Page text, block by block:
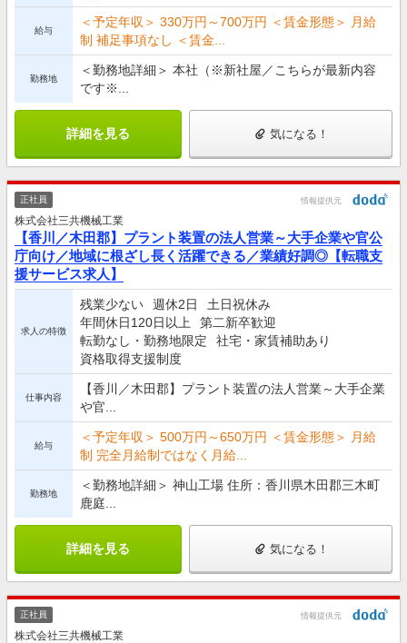
給与
＜予定年収＞ 330万円～700万円 ＜賃金形態＞ 月給
制 補足事項なし ＜賃金...
勤務地
＜勤務地詳細＞ 本社（※新社屋／こちらが最新内容
です※...
詳細を見る 気になる！
正社員 情報提供元
株式会社三共機械工業
【香川／木田郡】プラント装置の法人営業～大手企業や官公
庁向け／地域に根ざし長く活躍できる／業績好調◎【転職支
援サービス求人】
求人の特徴
残業少ない 週休2日
土日祝休み
年間休日120日以上
第二新卒歓迎
転勤なし・勤務地限定
社宅・家賃補助あり
資格取得支援制度
仕事内容
【香川／木田郡】プラント装置の法人営業～大手企業
や官...
給与
＜予定年収＞ 500万円～650万円 ＜賃金形態＞ 月給
制 完全月給制ではなく月給...
勤務地
＜勤務地詳細＞ 神山工場 住所：香川県木田郡三木町
鹿庭...
詳細を見る 気になる！
正社員 情報提供元
株式会社三共機械工業